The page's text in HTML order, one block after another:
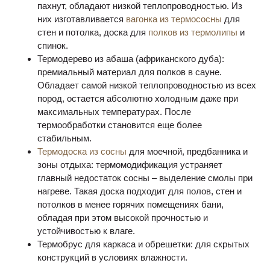
пахнут, обладают низкой теплопроводностью. Из
них изготавливается вагонка из термососны для
стен и потолка, доска для полков из термолипы и
спинок.
Термодерево из абаша (африканского дуба):
премиальный материал для полков в сауне.
Обладает самой низкой теплопроводностью из всех
пород, остается абсолютно холодным даже при
максимальных температурах. После
термообработки становится еще более
стабильным.
Термодоска из сосны для моечной, предбанника и
зоны отдыха: термомодификация устраняет
главный недостаток сосны – выделение смолы при
нагреве. Такая доска подходит для полов, стен и
потолков в менее горячих помещениях бани,
обладая при этом высокой прочностью и
устойчивостью к влаге.
Термобрус для каркаса и обрешетки: для скрытых
конструкций в условиях влажности.